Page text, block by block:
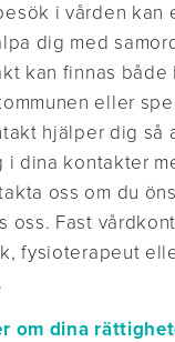
i vården kan
dig med
kan finnas både
eller
hjälper dig så
i dina kontakter
oss om du
oss. Fast
fysioterapeut
om dina